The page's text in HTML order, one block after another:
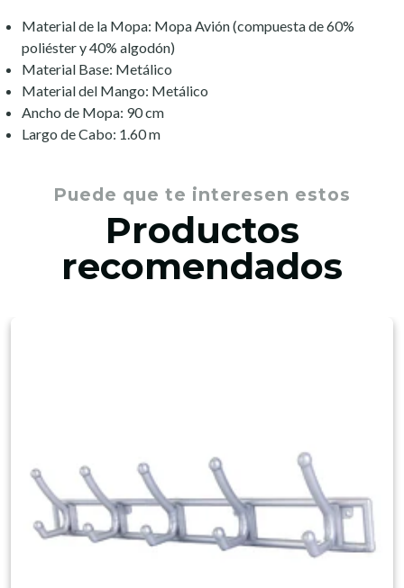
Material de la Mopa: Mopa Avión (compuesta de 60%
poliéster y 40% algodón)
Material Base: Metálico
Material del Mango: Metálico
Ancho de Mopa: 90 cm
Largo de Cabo: 1.60 m
Puede que te interesen estos
Productos
recomendados